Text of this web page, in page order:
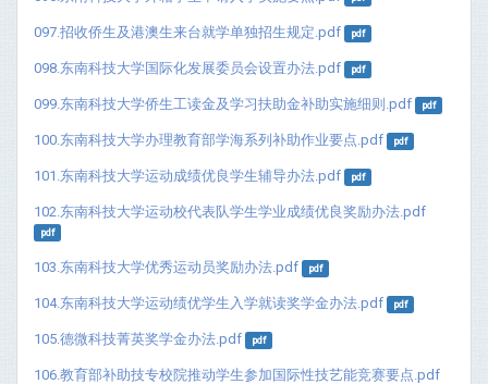
097.招收侨生及港澳生来台就学单独招生规定.pdf pdf
098.东南科技大学国际化发展委员会设置办法.pdf pdf
099.东南科技大学侨生工读金及学习扶助金补助实施细则.pdf pdf
100.东南科技大学办理教育部学海系列补助作业要点.pdf pdf
101.东南科技大学运动成绩优良学生辅导办法.pdf pdf
102.东南科技大学运动校代表队学生学业成绩优良奖励办法.pdf
pdf
103.东南科技大学优秀运动员奖励办法.pdf pdf
104.东南科技大学运动绩优学生入学就读奖学金办法.pdf pdf
105.德微科技菁英奖学金办法.pdf pdf
106.教育部补助技专校院推动学生参加国际性技艺能竞赛要点.pdf